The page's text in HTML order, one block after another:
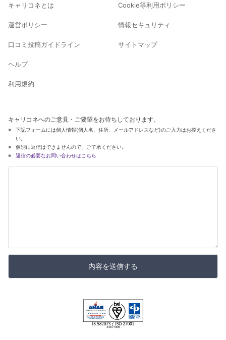
キャリコネとは
運営ポリシー
口コミ投稿ガイドライン
ヘルプ
利用規約
Cookie等利用ポリシー
情報セキュリティ
サイトマップ
キャリコネへのご意見・ご要望をお待ちしております。
下記フォームには個人情報(個人名、住所、メールアドレスなど)のご入力はお控えくださ
い。
個別に返信はできませんので、ご了承ください。
返信の必要なお問い合わせはこちら
内容を送信する